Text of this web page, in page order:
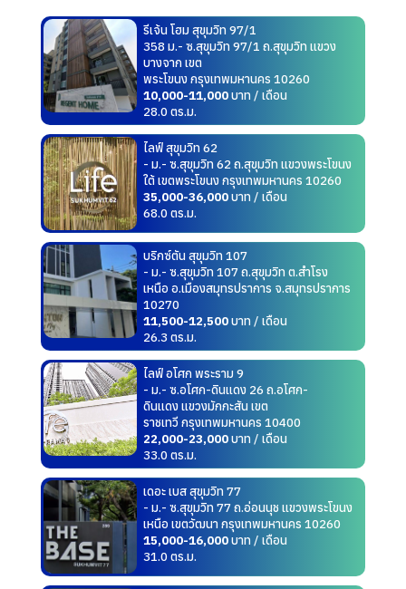
รีเจ้น โฮม สุขุมวิท 97/1
358 ม.- ซ.สุขุมวิท 97/1 ถ.สุขุมวิท แขวง
บางจาก เขต
พระโขนง กรุงเทพมหานคร 10260
10,000-11,000บาท / เดือน
28.0 ตร.ม.
ไลฟ์ สุขุมวิท 62
- ม.- ซ.สุขุมวิท 62 ถ.สุขุมวิท แขวงพระโขนง
ใต้ เขตพระโขนง กรุงเทพมหานคร 10260
35,000-36,000บาท / เดือน
68.0 ตร.ม.
บริกซ์ตัน สุขุมวิท 107
- ม.- ซ.สุขุมวิท 107 ถ.สุขุมวิท ต.สำโรง
เหนือ อ.เมืองสมุทรปราการ จ.สมุทรปราการ
10270
11,500-12,500บาท / เดือน
26.3 ตร.ม.
ไลฟ์ อโศก พระราม 9
- ม.- ซ.อโศก-ดินแดง 26 ถ.อโศก-
ดินแดง แขวงมักกะสัน เขต
ราชเทวี กรุงเทพมหานคร 10400
22,000-23,000บาท / เดือน
33.0 ตร.ม.
เดอะ เบส สุขุมวิท 77
- ม.- ซ.สุขุมวิท 77 ถ.อ่อนนุช แขวงพระโขนง
เหนือ เขตวัฒนา กรุงเทพมหานคร 10260
15,000-16,000บาท / เดือน
31.0 ตร.ม.